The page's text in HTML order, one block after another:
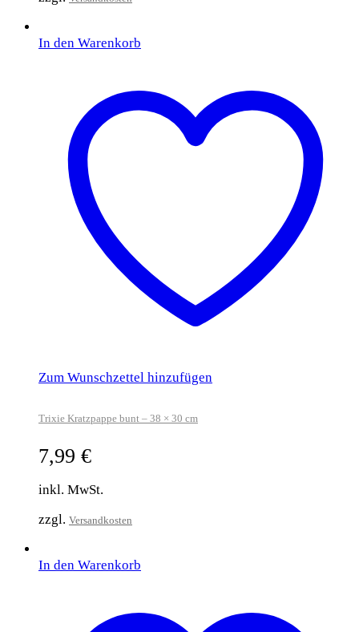
In den Warenkorb
Zum Wunschzettel hinzufügen
Trixie Kratzpappe bunt – 38 × 30 cm
7,99 €
inkl. MwSt.
zzgl. Versandkosten
In den Warenkorb